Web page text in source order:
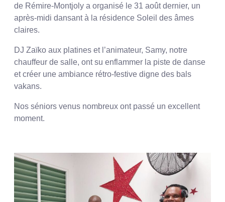
de Rémire-Montjoly a organisé le 31 août dernier, un
après-midi dansant à la résidence Soleil des âmes
claires.
DJ Zaïko aux platines et l’animateur, Samy, notre
chauffeur de salle, ont su enflammer la piste de danse
et créer une ambiance rétro-festive digne des bals
vakans.
Nos séniors venus nombreux ont passé un excellent
moment.